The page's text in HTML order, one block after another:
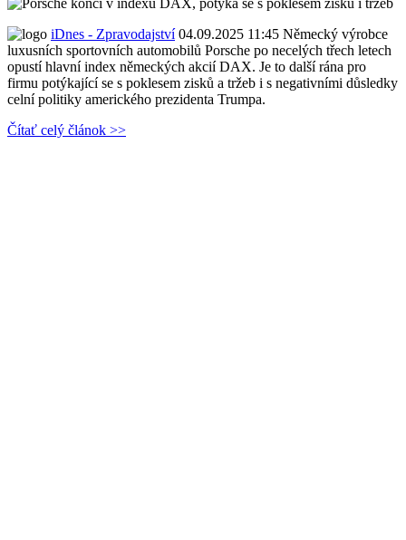
iDnes - Zpravodajství 04.09.2025 11:45 Německý výrobce
luxusních sportovních automobilů Porsche po necelých třech letech
opustí hlavní index německých akcií DAX. Je to další rána pro
firmu potýkající se s poklesem zisků a tržeb i s negativními důsledky
celní politiky amerického prezidenta Trumpa.
Čítať celý článok >>